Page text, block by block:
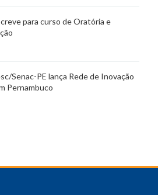
para curso de Oratória e
Senac-PE lança Rede de Inovação
Pernambuco